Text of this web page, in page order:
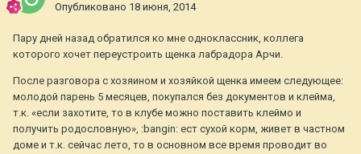
Опубликовано 18 июня, 2014
Пару дней назад обратился ко мне одноклассник, коллега
которого хочет переустроить щенка лабрадора Арчи.
После разговора с хозяином и хозяйкой щенка имеем следующее:
молодой парень 5 месяцев, покупался без документов и клейма,
т.к. «если захотите, то в клубе можно поставить клеймо и
получить родословную», :bangin: ест сухой корм, живет в частном
доме и т.к. сейчас лето, то в основном все время проводит во